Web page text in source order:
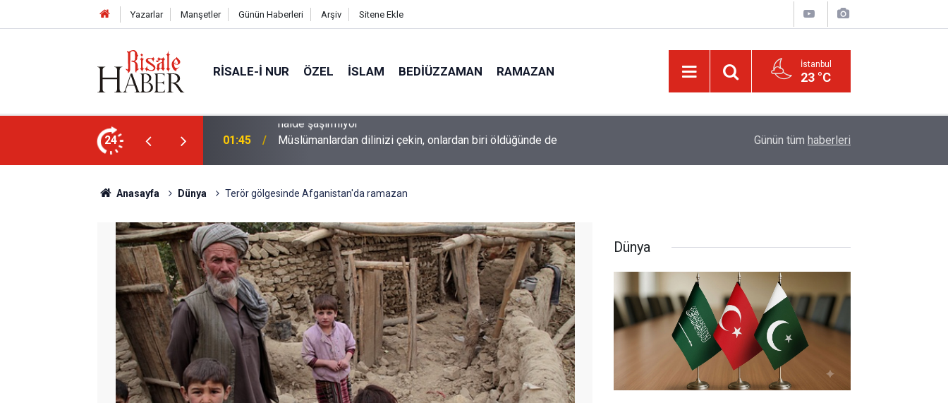
Yazarlar Manşetler Günün Haberleri Arşiv Sitene Ekle
RISALE-I NUR ÖZEL İSLAM BEDIÜZZAMAN RAMAZAN İstanbul
23 °C
24
i havaînin kulağına girip dilinden çıktığı
01:45 Müslümanlardan dilinizi çekin, onlardan biri öldüğünde de Lût kavmine âid o alt-üst olan şehirleri de
Günün tüm haberleri
Anasayfa Dünya Terör gölgesinde Afganistan'da ramazan
Dünya